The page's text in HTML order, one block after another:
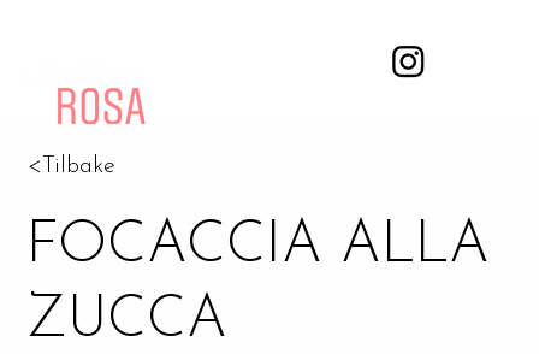
FOCACCIA ALLA
ZUCCA
<Tilbake